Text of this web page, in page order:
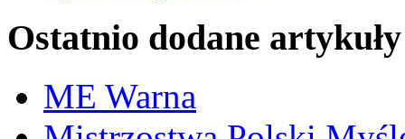
Ostatnio dodane artykuły
ME Warna